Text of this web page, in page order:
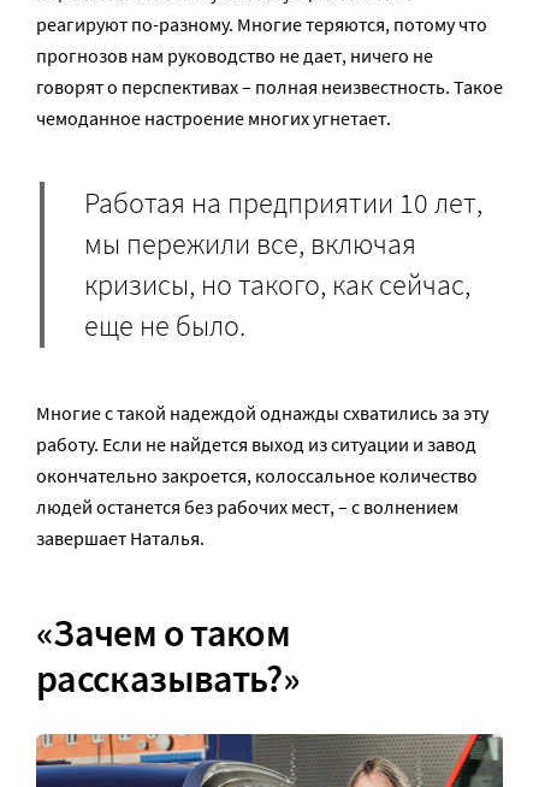
реагируют по-разному. Многие теряются, потому что
прогнозов нам руководство не дает, ничего не
говорят о перспективах – полная неизвестность. Такое
чемоданное настроение многих угнетает.
Работая на предприятии 10 лет,
мы пережили все, включая
кризисы, но такого, как сейчас,
еще не было.
Многие с такой надеждой однажды схватились за эту
работу. Если не найдется выход из ситуации и завод
окончательно закроется, колоссальное количество
людей останется без рабочих мест, – с волнением
завершает Наталья.
«Зачем о таком
рассказывать?»